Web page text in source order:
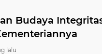
Budaya
lalu